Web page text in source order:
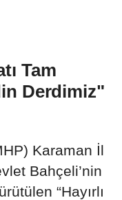
Tam
Derdimiz"
Karaman İl
Bahçeli’nin
“Hayırlı